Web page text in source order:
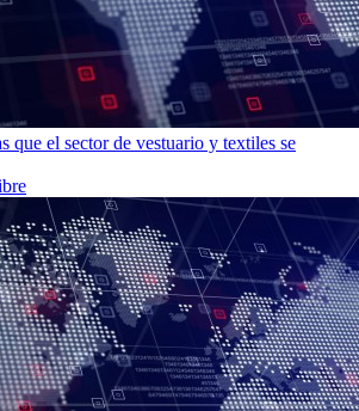
que el sector de vestuario y textiles se